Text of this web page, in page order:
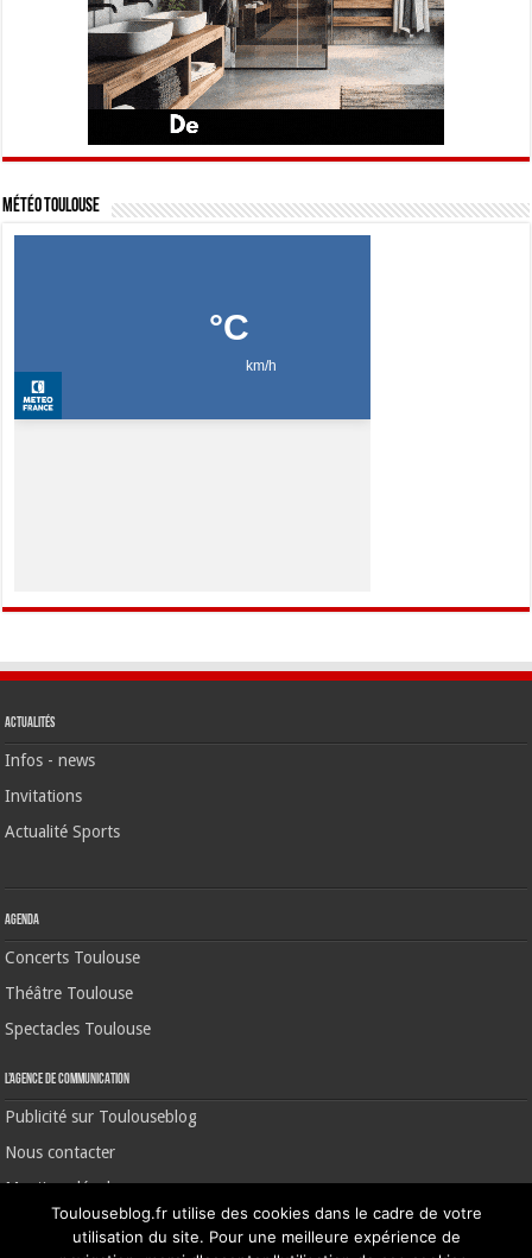
Météo Toulouse
Actualités
Infos - news
Invitations
Actualité Sports
Agenda
Concerts Toulouse
Théâtre Toulouse
Spectacles Toulouse
L’agence de communication
Publicité sur Toulouseblog
Nous contacter
Mentions légales
Toulouseblog.fr utilise des cookies dans le cadre de votre
utilisation du site. Pour une meilleure expérience de